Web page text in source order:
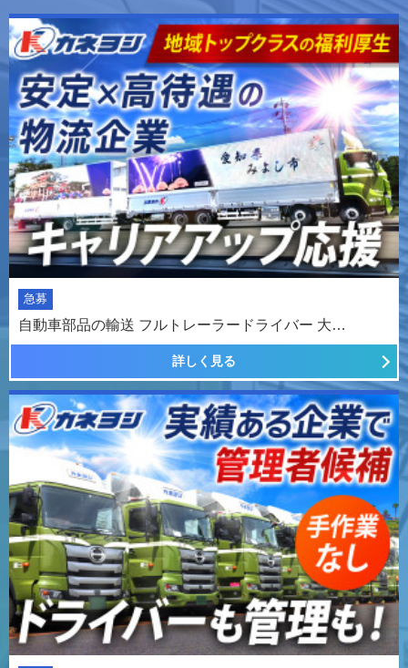
急募
自動車部品の輸送 フルトレーラードライバー 大…
詳しく見る